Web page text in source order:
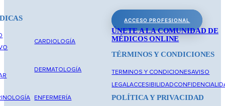
CARDIOLOGÍA
DERMATOLOGÍA
ENFERMERÍA
ACCESO PROFESIONAL
ÚNETE A LA COMUNIDAD DE
MÉDICOS ONLINE
TÉRMINOS Y CONDICIONES
TERMINOS Y CONDICIONESAVISO
LEGALACCESIBILIDAD
POLÍTICA Y PRIVACIDAD